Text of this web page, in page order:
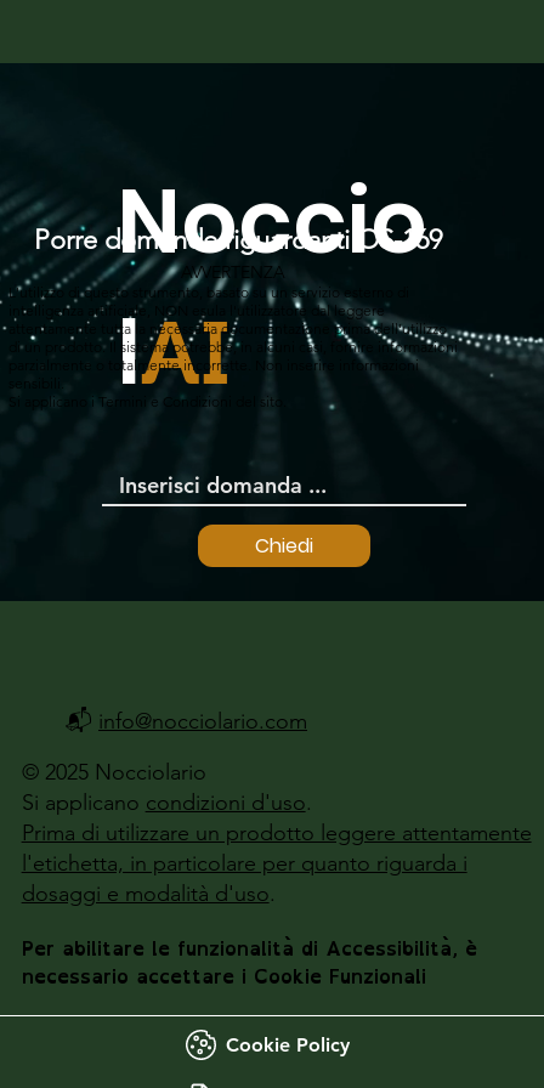
Chiedi
Noccio
lAI
Porre domande riguardanti OS-169
AVVERTENZA
L'utilizzo di questo strumento, basato su un servizio esterno di
intelligenza artificiale, NON esula l'utilizzatore dal leggere
attentamente tutta la necessaria documentazione prima dell'utilizzo
di un prodotto. Il sistema potrebbe, in alcuni casi, fornire informazioni
parzialmente o totalmente incorrette. Non inserire informazioni
Si applicano i Termini e Condizioni del sito.
© 2025 Nocciolario
Si applicano condizioni d'uso.
Prima di utilizzare un prodotto leggere attentamente
l'etichetta, in particolare per quanto riguarda i
dosaggi e modalità d'uso.
Per abilitare le funzionalità di Accessibilità, è
necessario accettare i Cookie Funzionali
Cookie Policy
📬 info@nocciolario.com